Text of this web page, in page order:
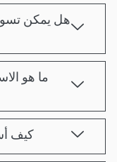
هل يمكن
ما هو
كيف